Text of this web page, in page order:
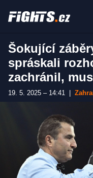
Šokující
spráskali
zachránil,
19. 5. 2025 – 14:41